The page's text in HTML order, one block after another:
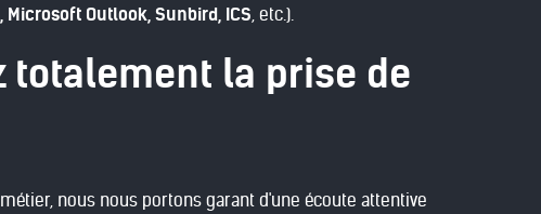
Microsoft Outlook, Sunbird, ICS , etc.).
totalement la prise de
nous nous portons garant d'une écoute attentive